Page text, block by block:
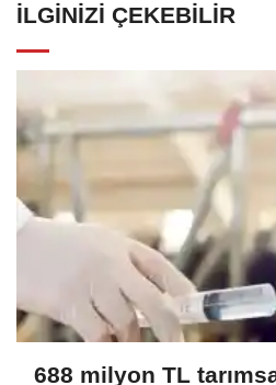
İLGINIZI ÇEKEBILIR
688 milyon TL